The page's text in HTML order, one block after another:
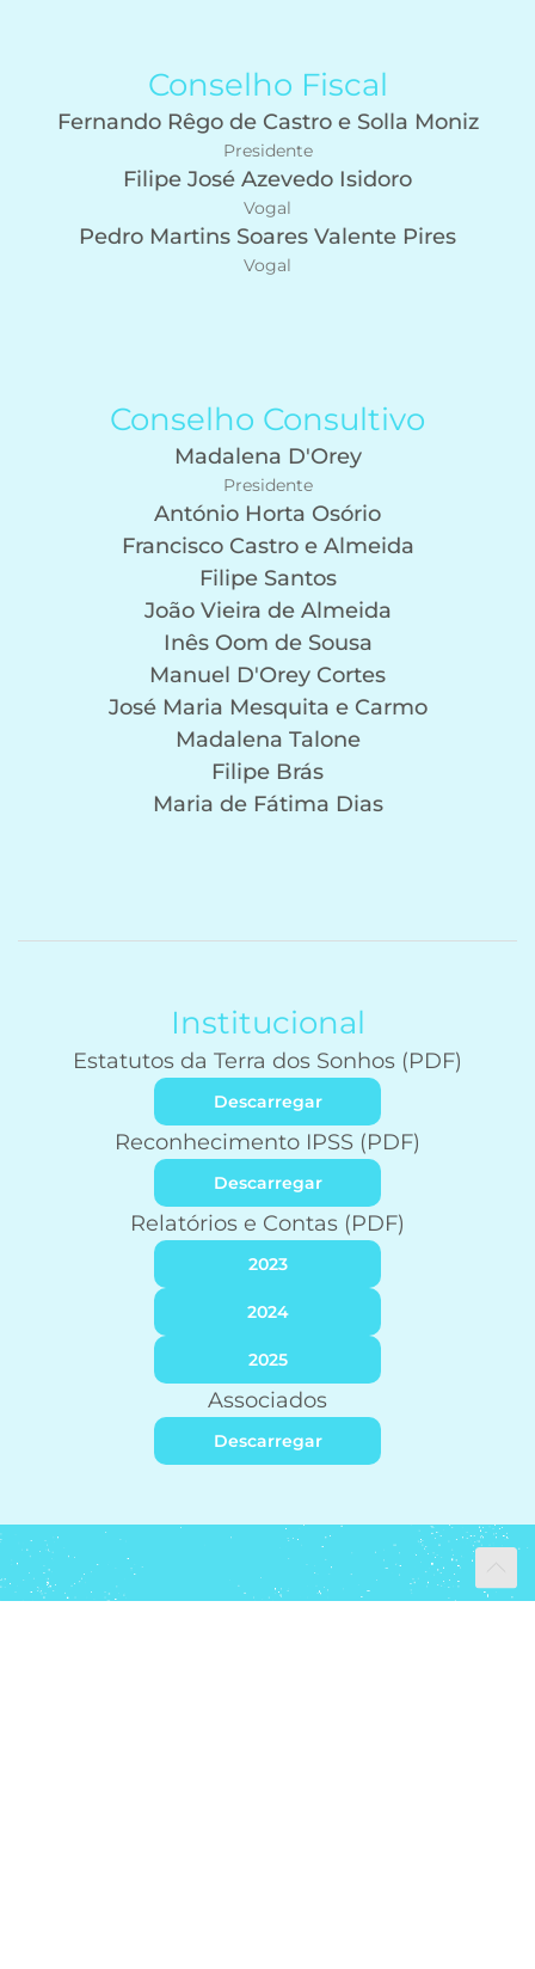
Conselho Fiscal
Fernando Rêgo de Castro e Solla Moniz
Presidente
Filipe José Azevedo Isidoro
Vogal
Pedro Martins Soares Valente Pires
Vogal
Conselho Consultivo
Madalena D'Orey
Presidente
António Horta Osório
Francisco Castro e Almeida
Filipe Santos
João Vieira de Almeida
Inês Oom de Sousa
Manuel D'Orey Cortes
José Maria Mesquita e Carmo
Madalena Talone
Filipe Brás
Maria de Fátima Dias
Institucional
Estatutos da Terra dos Sonhos (PDF)
Descarregar
Reconhecimento IPSS (PDF)
Descarregar
Relatórios e Contas (PDF)
2023
2024
2025
Associados
Descarregar